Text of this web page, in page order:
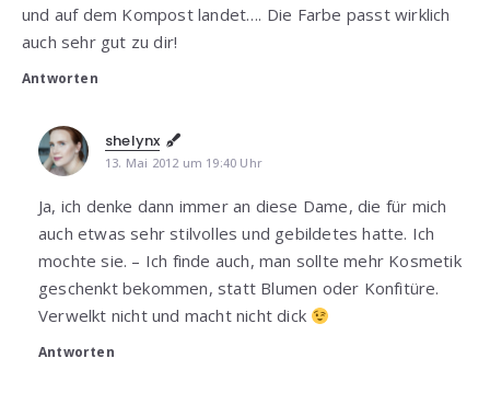
und auf dem Kompost landet…. Die Farbe passt wirklich
auch sehr gut zu dir!
Antworten
shelynx
13. Mai 2012 um 19:40 Uhr
Ja, ich denke dann immer an diese Dame, die für mich
auch etwas sehr stilvolles und gebildetes hatte. Ich
mochte sie. – Ich finde auch, man sollte mehr Kosmetik
geschenkt bekommen, statt Blumen oder Konfitüre.
Verwelkt nicht und macht nicht dick
Antworten